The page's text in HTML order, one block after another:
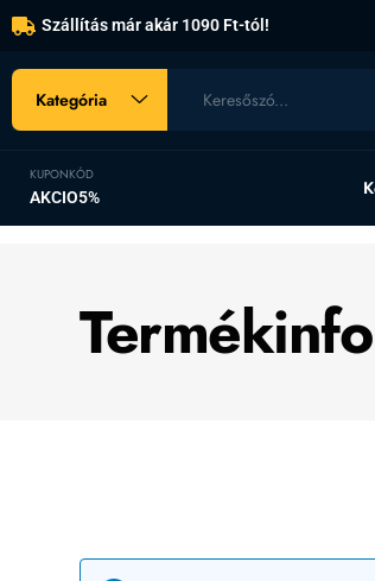
Szállítás már akár 1090 Ft-tól!
Kategória
KUPONKÓD
AKCIO5%